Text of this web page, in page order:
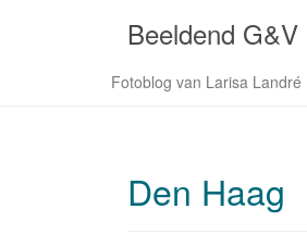
Beeldend G&V
Fotoblog van Larisa Landré
Den Haag